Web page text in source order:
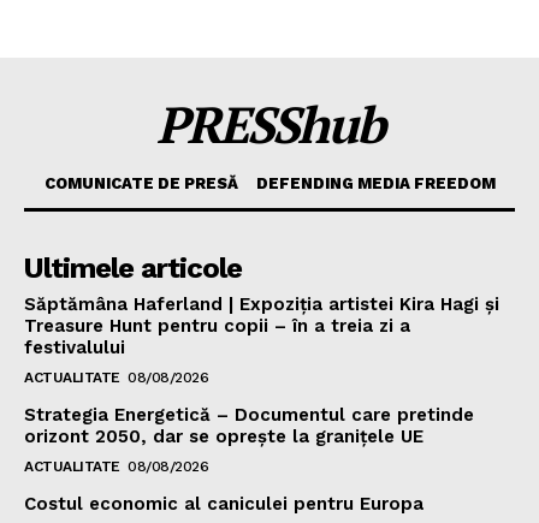
PRESShub
COMUNICATE DE PRESĂ DEFENDING MEDIA FREEDOM
Ultimele articole
Săptămâna Haferland | Expoziţia artistei Kira Hagi şi
Treasure Hunt pentru copii – în a treia zi a
festivalului
ACTUALITATE 08/08/2026
Strategia Energetică – Documentul care pretinde
orizont 2050, dar se oprește la granițele UE
ACTUALITATE 08/08/2026
Costul economic al caniculei pentru Europa